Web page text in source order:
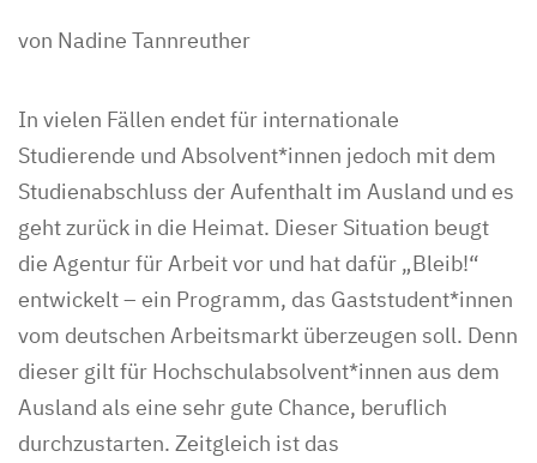
von Nadine Tannreuther
In vielen Fällen endet für internationale
Studierende und Absolvent*innen jedoch mit dem
Studienabschluss der Aufenthalt im Ausland und es
geht zurück in die Heimat. Dieser Situation beugt
die Agentur für Arbeit vor und hat dafür „Bleib!“
entwickelt – ein Programm, das Gaststudent*innen
vom deutschen Arbeitsmarkt überzeugen soll. Denn
dieser gilt für Hochschulabsolvent*innen aus dem
Ausland als eine sehr gute Chance, beruflich
durchzustarten. Zeitgleich ist das